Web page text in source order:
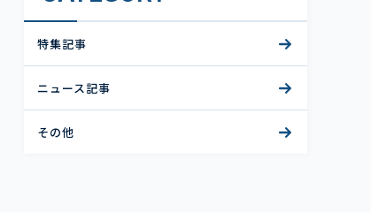
特集記事
ニュース記事
その他